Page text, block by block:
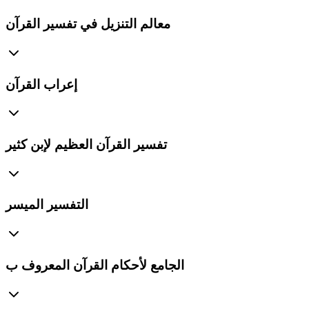
معالم التنزيل في تفسير القرآن
إعراب القرآن
تفسير القرآن العظيم لإبن كثير
التفسير الميسر
الجامع لأحكام القرآن المعروف ب